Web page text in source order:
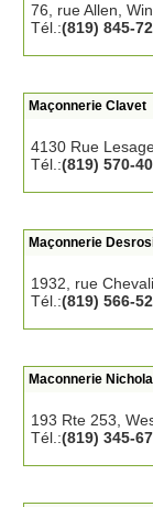
76, rue Allen,
Tél.:(819) 845-
Maçonnerie Clavet
4130 Rue
Tél.:(819) 570-
Maçonnerie
1932, rue
Tél.:(819) 566-
Maconnerie
193 Rte 253,
Tél.:(819) 345-